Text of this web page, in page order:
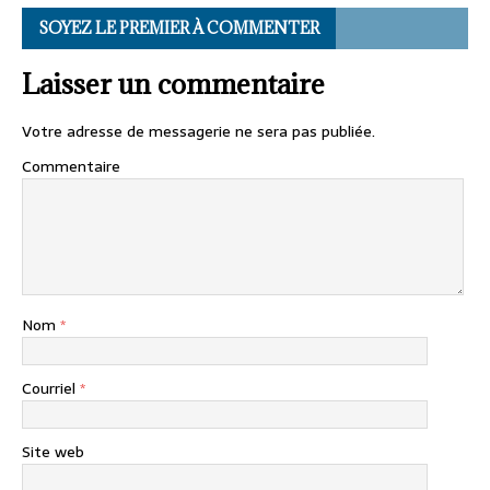
SOYEZ LE PREMIER À COMMENTER
Laisser un commentaire
Votre adresse de messagerie ne sera pas publiée.
Commentaire
Nom *
Courriel *
Site web